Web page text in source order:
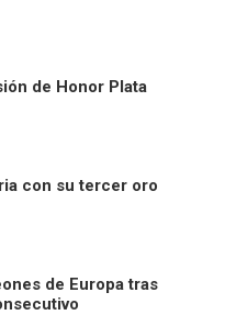
de Honor Plata
con su tercer oro
de Europa tras